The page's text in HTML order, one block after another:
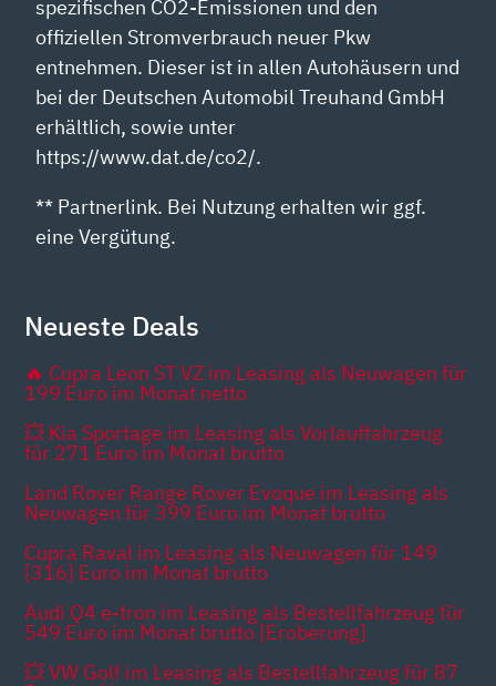
spezifischen CO2-Emissionen und den
offiziellen Stromverbrauch neuer Pkw
entnehmen. Dieser ist in allen Autohäusern und
bei der Deutschen Automobil Treuhand GmbH
erhältlich, sowie unter
https://www.dat.de/co2/.
** Partnerlink. Bei Nutzung erhalten wir ggf.
eine Vergütung.
Neueste Deals
🔥 Cupra Leon ST VZ im Leasing als Neuwagen für
199 Euro im Monat netto
💥 Kia Sportage im Leasing als Vorlauffahrzeug
für 271 Euro im Monat brutto
Land Rover Range Rover Evoque im Leasing als
Neuwagen für 399 Euro im Monat brutto
Cupra Raval im Leasing als Neuwagen für 149
[316] Euro im Monat brutto
Audi Q4 e-tron im Leasing als Bestellfahrzeug für
549 Euro im Monat brutto [Eroberung]
💥 VW Golf im Leasing als Bestellfahrzeug für 87